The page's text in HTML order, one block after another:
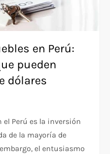
en Perú:
pueden
dólares
Perú es la inversión
de la mayoría de
el entusiasmo